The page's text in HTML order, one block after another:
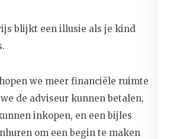
blijkt een illusie als je kind
we meer financiële ruimte
de adviseur kunnen betalen,
inkopen, en een bijles
om een begin te maken